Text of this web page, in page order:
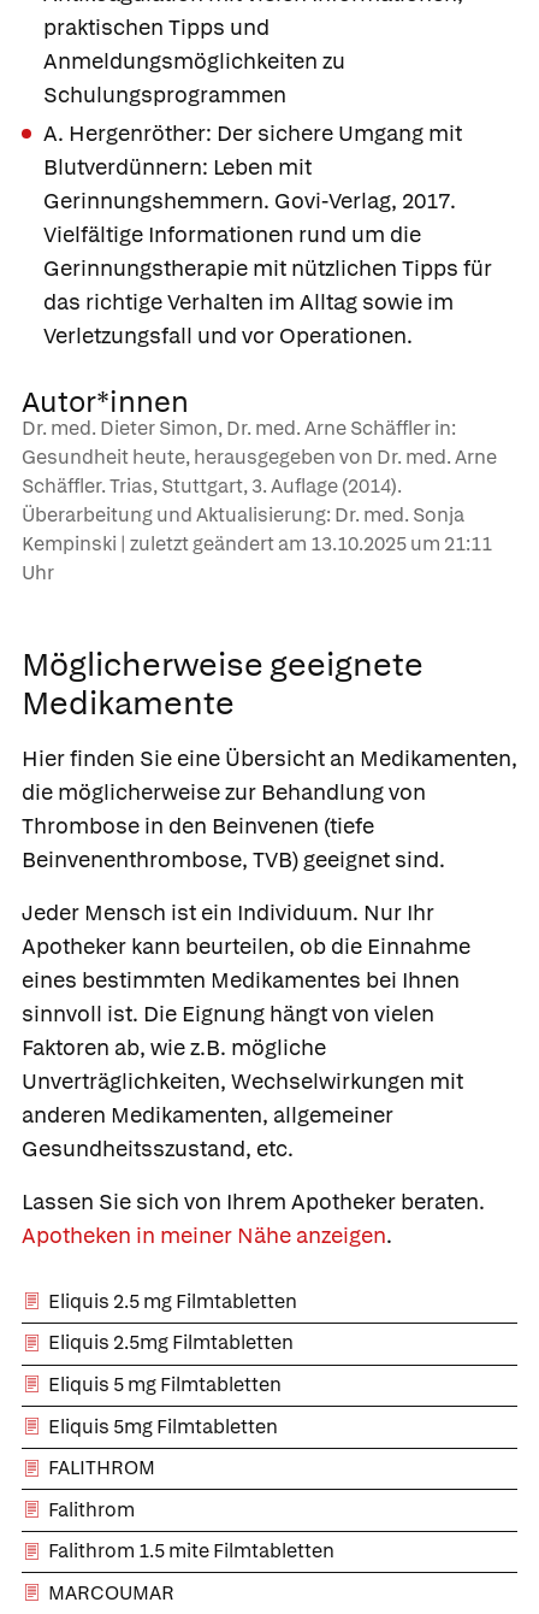
praktischen Tipps und
Anmeldungsmöglichkeiten zu
Schulungsprogrammen
A. Hergenröther: Der sichere Umgang mit
Blutverdünnern: Leben mit
Gerinnungshemmern. Govi-Verlag, 2017.
Vielfältige Informationen rund um die
Gerinnungstherapie mit nützlichen Tipps für
das richtige Verhalten im Alltag sowie im
Verletzungsfall und vor Operationen.
Autor*innen
Dr. med. Dieter Simon, Dr. med. Arne Schäffler in:
Gesundheit heute, herausgegeben von Dr. med. Arne
Schäffler. Trias, Stuttgart, 3. Auflage (2014).
Überarbeitung und Aktualisierung: Dr. med. Sonja
Kempinski | zuletzt geändert am 13.10.2025um 21:11
Uhr
Möglicherweise geeignete
Medikamente
Hier finden Sie eine Übersicht an Medikamenten,
die möglicherweise zur Behandlung von
Thrombose in den Beinvenen (tiefe
Beinvenenthrombose, TVB) geeignet sind.
Jeder Mensch ist ein Individuum. Nur Ihr
Apotheker kann beurteilen, ob die Einnahme
eines bestimmten Medikamentes bei Ihnen
sinnvoll ist. Die Eignung hängt von vielen
Faktoren ab, wie z.B. mögliche
Unverträglichkeiten, Wechselwirkungen mit
anderen Medikamenten, allgemeiner
Gesundheitsszustand, etc.
Lassen Sie sich von Ihrem Apotheker beraten.
Apotheken in meiner Nähe anzeigen.
Eliquis 2.5 mg Filmtabletten
Eliquis 2.5mg Filmtabletten
Eliquis 5 mg Filmtabletten
Eliquis 5mg Filmtabletten
FALITHROM
Falithrom
Falithrom 1.5 mite Filmtabletten
MARCOUMAR
Was Ihre Apotheke
empfiehlt
Ihrer Nähe